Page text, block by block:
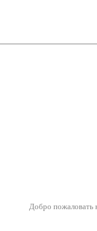
Добро пожаловать